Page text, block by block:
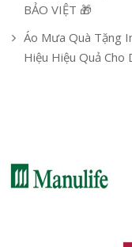
BẢO VIỆT 🎁
Áo Mưa Quà Tặng
Hiệu Hiệu Quả Cho